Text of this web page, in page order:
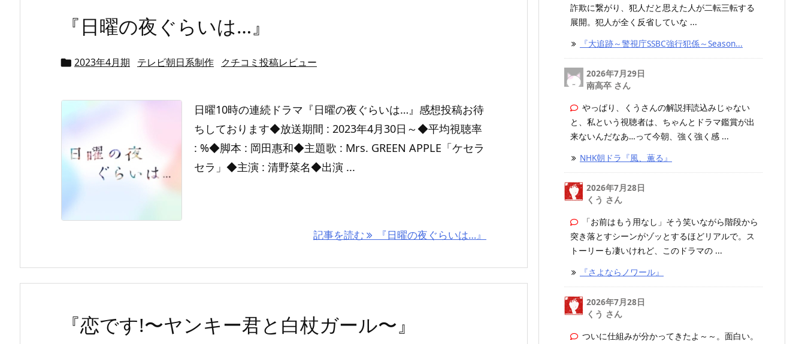
『日曜の夜ぐらいは…』
 2023年4月期 テレビ朝日系制作 クチコミ投稿レビュー
日曜10時の連続ドラマ『日曜の夜ぐらいは…』感想投稿お待
ちしております◆放送期間 : 2023年4月30日～◆平均視聴率
: %◆脚本 : 岡田惠和◆主題歌 : Mrs. GREEN APPLE「ケセラ
セラ」◆主演 : 清野菜名◆出演 ...
記事を読む 『日曜の夜ぐらいは…』
『恋です!〜ヤンキー君と白杖ガール〜』
詐欺に繋がり、犯人だと思えた人が二転三転する
展開。犯人が全く反省していな ...
『大追跡～警視庁SSBC強行犯係～Season...
2026年7月29日
南高卒 さん
やっぱり、くうさんの解説拝読込みじゃない
と、私という視聴者は、ちゃんとドラマ鑑賞が出
来ないんだなあ…って今朝、強く強く感 ...
NHK朝ドラ『風、薫る』
2026年7月28日
くう さん
「お前はもう用なし」そう笑いながら階段から
突き落とすシーンがゾッとするほどリアルで。ス
トーリーも凄いけれど、このドラマの ...
『さよならノワール』
2026年7月28日
くう さん
ついに仕組みが分かってきたよ～～。面白い。